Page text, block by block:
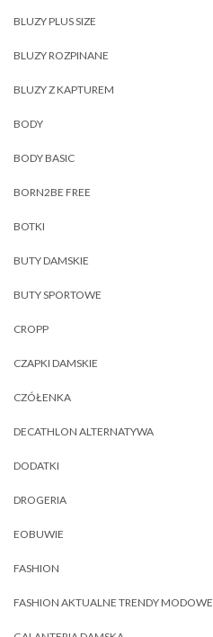
BLUZY PLUS SIZE
BLUZY ROZPINANE
BLUZY Z KAPTUREM
BODY
BODY BASIC
BORN2BE FREE
BOTKI
BUTY DAMSKIE
BUTY SPORTOWE
CROPP
CZAPKI DAMSKIE
CZÓŁENKA
DECATHLON ALTERNATYWA
DODATKI
DROGERIA
EOBUWIE
FASHION
FASHION AKTUALNE TRENDY MODOWE